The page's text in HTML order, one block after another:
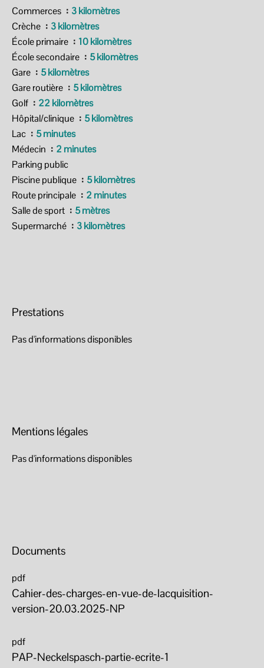
Commerces
3 kilomètres
Crèche
3 kilomètres
École primaire
10 kilomètres
École secondaire
5 kilomètres
Gare
5 kilomètres
Gare routière
5 kilomètres
Golf
22 kilomètres
Hôpital/clinique
5 kilomètres
Lac
5 minutes
Médecin
2 minutes
Parking public
Piscine publique
5 kilomètres
Route principale
2 minutes
Salle de sport
5 mètres
Supermarché
3 kilomètres
Prestations
Pas d'informations disponibles
Mentions légales
Pas d'informations disponibles
Documents
pdf
Cahier-des-charges-en-vue-de-lacquisition-
version-20.03.2025-NP
pdf
PAP-Neckelspasch-partie-ecrite-1